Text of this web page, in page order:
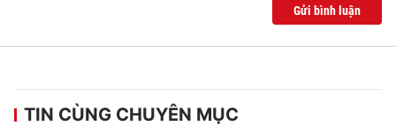
Gửi bình luận
TIN CÙNG CHUYÊN MỤC